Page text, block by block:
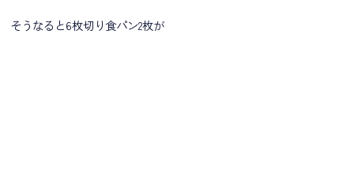
そうなると6枚切り食パン2枚が